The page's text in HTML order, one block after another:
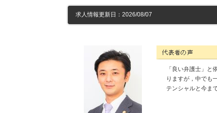
求人情報更新日：2026/08/07
「良い弁護士」
りますが，中でも
テンシャルと今ま